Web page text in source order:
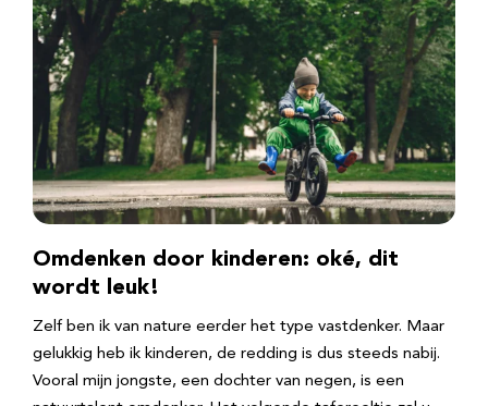
Omdenken door kinderen: oké, dit
wordt leuk!
Zelf ben ik van nature eerder het type vastdenker. Maar
gelukkig heb ik kinderen, de redding is dus steeds nabij.
Vooral mijn jongste, een dochter van negen, is een